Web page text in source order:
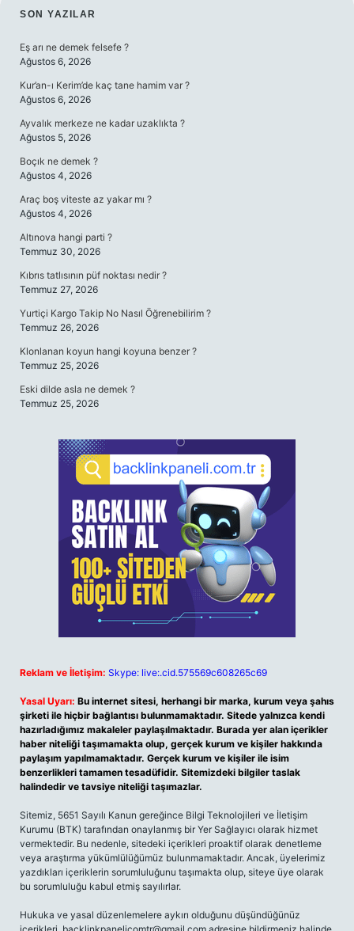
SIDEBAR
SON YAZILAR
Eş arı ne demek felsefe ?
Ağustos 6, 2026
Kur’an-ı Kerim’de kaç tane hamim var ?
Ağustos 6, 2026
Ayvalık merkeze ne kadar uzaklıkta ?
Ağustos 5, 2026
Boçık ne demek ?
Ağustos 4, 2026
Araç boş viteste az yakar mı ?
Ağustos 4, 2026
Altınova hangi parti ?
Temmuz 30, 2026
Kıbrıs tatlısının püf noktası nedir ?
Temmuz 27, 2026
Yurtiçi Kargo Takip No Nasıl Öğrenebilirim ?
Temmuz 26, 2026
Klonlanan koyun hangi koyuna benzer ?
Temmuz 25, 2026
Eski dilde asla ne demek ?
Temmuz 25, 2026
Reklam ve İletişim: Skype: live:.cid.575569c608265c69
Yasal Uyarı: Bu internet sitesi, herhangi bir marka, kurum veya şahıs
şirketi ile hiçbir bağlantısı bulunmamaktadır. Sitede yalnızca kendi
hazırladığımız makaleler paylaşılmaktadır. Burada yer alan içerikler
haber niteliği taşımamakta olup, gerçek kurum ve kişiler hakkında
paylaşım yapılmamaktadır. Gerçek kurum ve kişiler ile isim
benzerlikleri tamamen tesadüfidir. Sitemizdeki bilgiler taslak
halindedir ve tavsiye niteliği taşımazlar.
Sitemiz, 5651 Sayılı Kanun gereğince Bilgi Teknolojileri ve İletişim
Kurumu (BTK) tarafından onaylanmış bir Yer Sağlayıcı olarak hizmet
vermektedir. Bu nedenle, sitedeki içerikleri proaktif olarak denetleme
veya araştırma yükümlülüğümüz bulunmamaktadır. Ancak, üyelerimiz
yazdıkları içeriklerin sorumluluğunu taşımakta olup, siteye üye olarak
bu sorumluluğu kabul etmiş sayılırlar.
Hukuka ve yasal düzenlemelere aykırı olduğunu düşündüğünüz